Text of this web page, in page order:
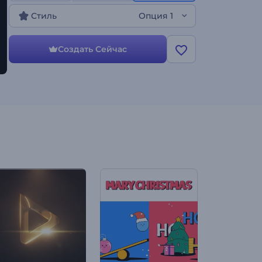
видео!Стиль Опция 1
Создать Сейчас